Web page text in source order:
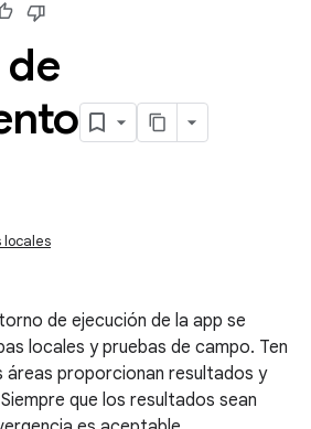
de
locales
de ejecución de la app se
locales y pruebas de campo. Ten
áreas proporcionan resultados y
que los resultados sean